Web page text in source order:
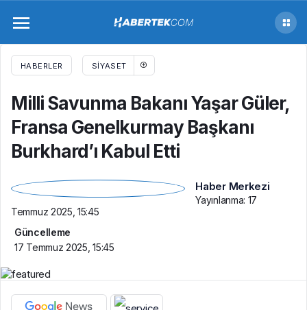
HABERLER SIYASET
Milli Savunma Bakanı Yaşar Güler,
Fransa Genelkurmay Başkanı
Burkhard’ı Kabul Etti
Haber Merkezi
Yayınlanma: 17
Temmuz 2025, 15:45
Güncelleme
17 Temmuz 2025, 15:45
Milli Savunma Bakanı Yaşar Güler, Fransa
Genelkurmay Başkanı Burkhard’ı Kabul Etti